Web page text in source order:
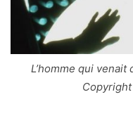
L’homme qui venait